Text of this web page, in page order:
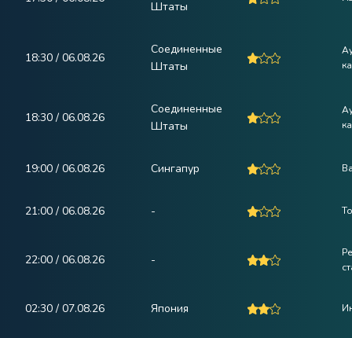
Штаты
18:30 / 06.08.26
Соединенные
Штаты
18:30 / 06.08.26
Соединенные
Штаты
19:00 / 06.08.26 Сингапур
21:00 / 06.08.26 -
22:00 / 06.08.26 -
02:30 / 07.08.26 Япония